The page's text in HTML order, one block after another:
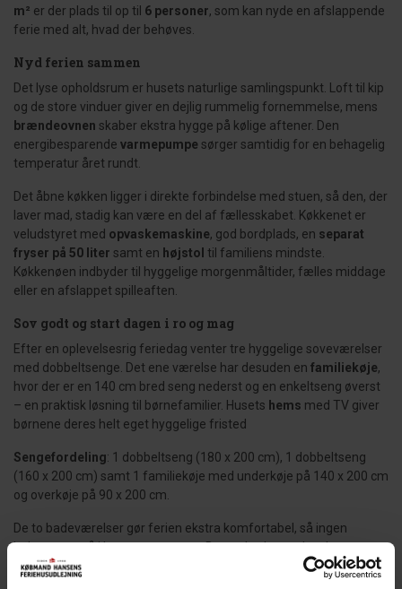
m² er der plads til op til 6 personer, som kan nyde en afslappende
ferie med alt, hvad der behøves.
Nyd ferien sammen
Det lyse opholdsrum er husets naturlige samlingspunkt. Loft til kip
og de store vinduer giver en dejlig rummelig fornemmelse, mens
brændeovnen skaber ekstra hygge på kølige aftener. Den
energibesparende varmepumpe sørger samtidig for en behagelig
temperatur året rundt.
Det åbne køkken ligger i direkte forbindelse med stuen, så den, der
laver mad, stadig kan være en del af fællesskabet. Køkkenet er
veludstyret med opvaskemaskine, god bordplads, en separat
fryser på 50 liter samt en højstol til familiens mindste.
Køkkenøen indbyder til hyggelige morgenmåltider, fælles middage
eller en afslappet spilleaften.
Sov godt og start dagen i ro og mag
Efter en oplevelsesrig feriedag venter tre hyggelige soveværelser
med dobbeltsenge. Det ene værelse har desuden en familiekøje,
hvor der er en 140 cm bred seng nederst og en enkeltseng øverst
– en praktisk løsning til børnefamilier. Husets hems med TV giver
børnene deres helt eget hyggelige fristed
Sengefordeling: 1 dobbeltseng (180 x 200 cm), 1 dobbeltseng
(160 x 200 cm) samt 1 familiekøje med underkøje på 140 x 200 cm
og overkøje på 90 x 200 cm.
De to badeværelser gør ferien ekstra komfortabel, så ingen
behøver at stå i kø om morgenen. Begge badeværelser har
gulvvarme, og det ene har desuden
– perfekt til